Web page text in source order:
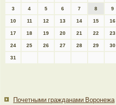
3 4 5 6 7 8 9
10 11 12 13 14 15 16
17 18 19 20 21 22 23
24 25 26 27 28 29 30
31
Почетными гражданами Воронежа